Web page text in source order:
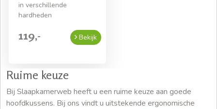
in verschillende
hardheden
119,- Bekijk
Ruime keuze
Bij Slaapkamerweb heeft u een ruime keuze aan goede
hoofdkussens. Bij ons vindt u uitstekende ergonomische